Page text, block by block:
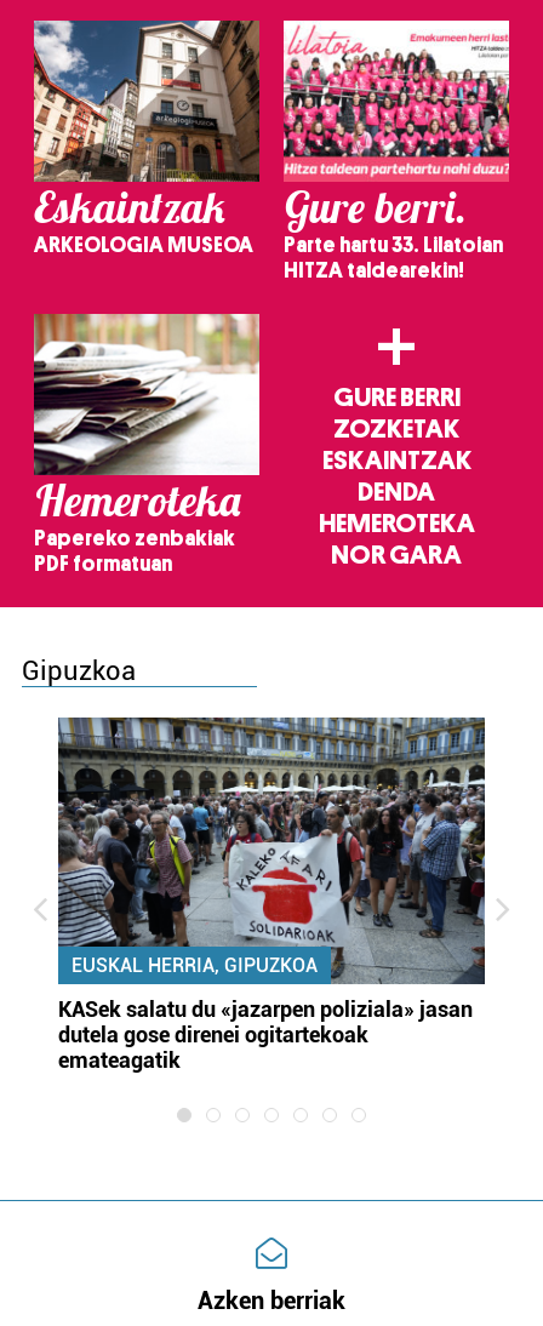
Eskaintzak
ARKEOLOGIA MUSEOA
Gure berri.
Parte hartu 33. Lilatoian
HITZA taldearekin!
Hemeroteka
Papereko zenbakiak
PDF formatuan
+
GURE BERRI
ZOZKETAK
ESKAINTZAK
DENDA
HEMEROTEKA
NOR GARA
Gipuzkoa
EUSKAL HERRIA, GIPUZKOA
KASek salatu du «jazarpen poliziala» jasan
dutela gose direnei ogitartekoak
emateagatik
Azken berriak